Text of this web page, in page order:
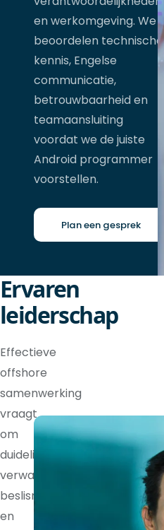
en werkomgeving. We
beoordelen technische
kennis, Engelse
communicatie,
betrouwbaarheid en
teamaansluiting
voordat we de juiste
Android programmer
voorstellen.
Plan een gesprek
Ervaren
leiderschap
Effectieve
offshore
samenwerking
vraagt
om
duidelijke
verwachtingen,
beslisrechten
en